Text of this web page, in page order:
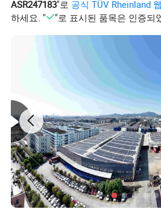
ASR247183"로 공식 TÜV Rheinland
하세요. "
"로 표시된 품목은 인증되